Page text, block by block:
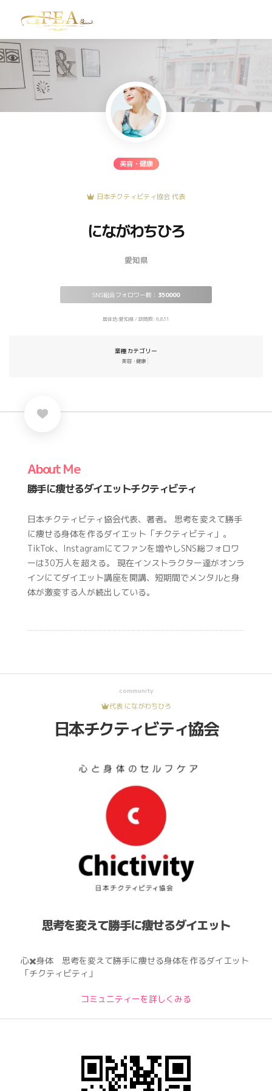
お問い合わせ
美容・健康
日本チクティビティ協会 代表
にながわちひろ
愛知県
SNS総合フォロワー数： 350000
居住地:愛知県 / 訪問数: 8,831
業種カテゴリー
美容・健康
About Me
勝手に痩せるダイエットチクティビティ
日本チクティビティ協会代表、著者。 思考を変えて勝手
に痩せる身体を作るダイエット「チクティビティ」。
TikTok、Instagramにてファンを増やしSNS総フォロワ
ーは30万人を超える。 現在インストラクター達がオンラ
インにてダイエット講座を開講、短期間でメンタルと身
体が激変する人が続出している。
community
代表 にながわちひろ
日本チクティビティ協会
思考を変えて勝手に痩せるダイエット
心✖️身体 思考を変えて勝手に痩せる身体を作るダイエット
「チクティビティ」
コミュニティーを詳しくみる